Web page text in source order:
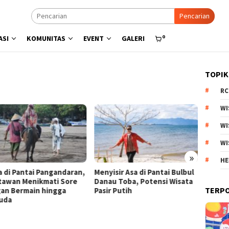
Pencarian
KOMUNITAS EVENT GALERI 0
»
di Pantai Pangandaran,
Menikmati Sore
Bermain hingga
Menyisir Asa di Pantai Bulbul
Danau Toba, Potensi Wisata
Pasir Putih